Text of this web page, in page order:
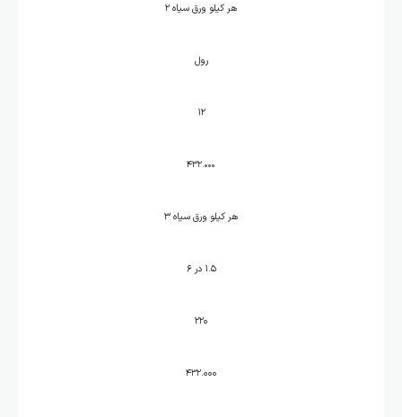
هر کیلو ورق سیاه ۲
رول
۱۲
۴۳۲.۰۰۰
هر کیلو ورق سیاه ۳
۱.۵ در ۶
۲۲۰
۴۳۲.۰۰۰